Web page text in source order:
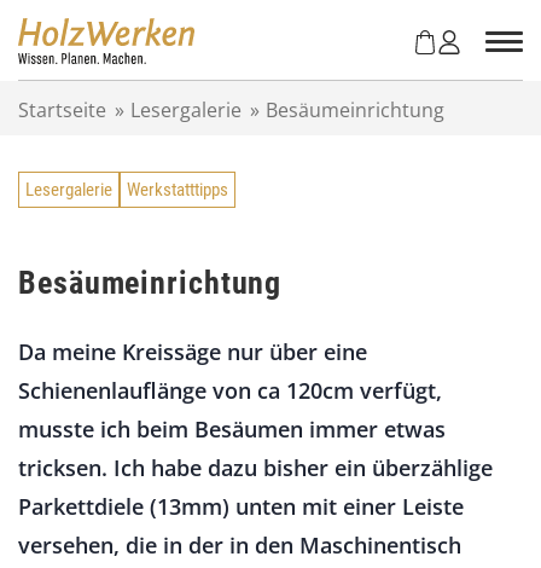
Startseite » Lesergalerie » Besäumeinrichtung
Lesergalerie Werkstatttipps
Besäumeinrichtung
Da meine Kreissäge nur über eine
Schienenlauflänge von ca 120cm verfügt,
musste ich beim Besäumen immer etwas
tricksen. Ich habe dazu bisher ein überzählige
Parkettdiele (13mm) unten mit einer Leiste
versehen, die in der in den Maschinentisch